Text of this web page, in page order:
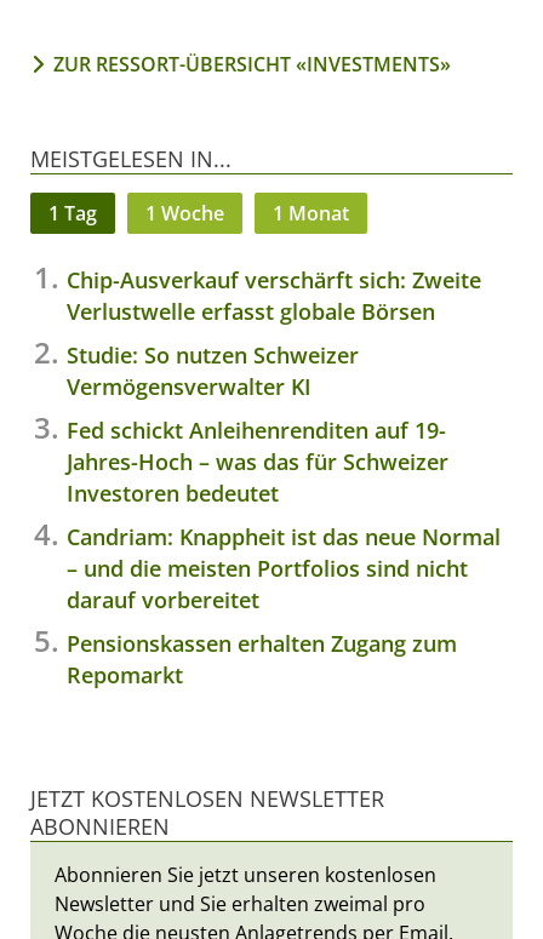
ZUR RESSORT-ÜBERSICHT «INVESTMENTS»
MEISTGELESEN IN...
1 Tag 1 Woche 1 Monat
Chip-Ausverkauf verschärft sich: Zweite
Verlustwelle erfasst globale Börsen
Studie: So nutzen Schweizer
Vermögensverwalter KI
Fed schickt Anleihenrenditen auf 19-
Jahres-Hoch – was das für Schweizer
Investoren bedeutet
Candriam: Knappheit ist das neue Normal
– und die meisten Portfolios sind nicht
darauf vorbereitet
Pensionskassen erhalten Zugang zum
Repomarkt
JETZT KOSTENLOSEN NEWSLETTER
ABONNIEREN
Abonnieren Sie jetzt unseren kostenlosen
Newsletter und Sie erhalten zweimal pro
Woche die neusten Anlagetrends per Email.